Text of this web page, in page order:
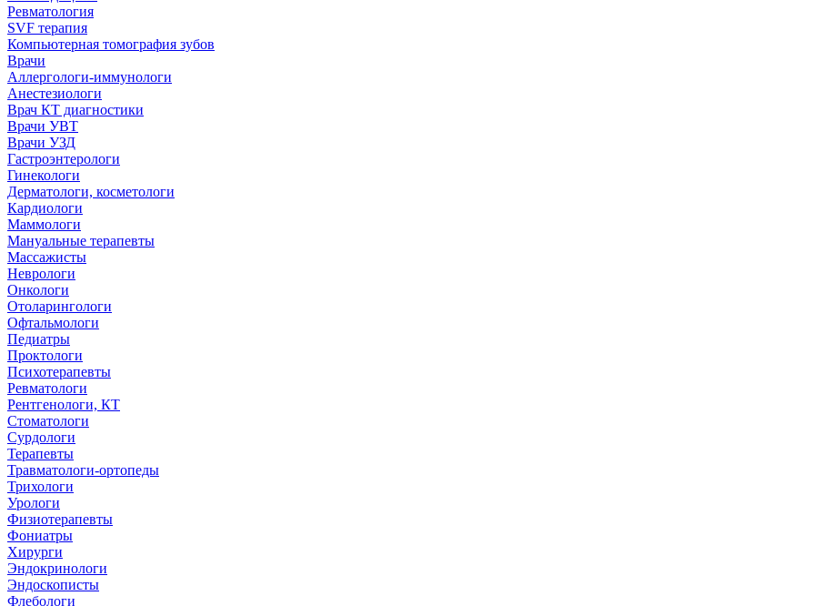
Ревматология
SVF терапия
Компьютерная томография зубов
Врачи
Аллергологи-иммунологи
Анестезиологи
Врач КТ диагностики
Врачи УВТ
Врачи УЗД
Гастроэнтерологи
Гинекологи
Дерматологи, косметологи
Кардиологи
Маммологи
Мануальные терапевты
Массажисты
Неврологи
Онкологи
Отоларингологи
Офтальмологи
Педиатры
Проктологи
Психотерапевты
Ревматологи
Рентгенологи, КТ
Стоматологи
Сурдологи
Терапевты
Травматологи-ортопеды
Трихологи
Урологи
Физиотерапевты
Фониатры
Хирурги
Эндокринологи
Эндоскописты
Флебологи